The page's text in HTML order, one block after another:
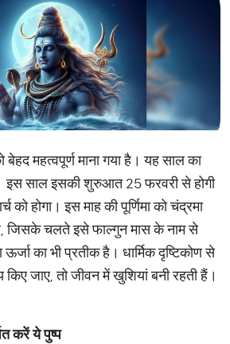
बेहद महत्वपूर्ण माना गया है। यह साल का
इस साल इसकी शुरुआत 25 फरवरी से होगी
होगा। इस माह की पूर्णिमा को चंद्रमा
जिसके चलते इसे फाल्गुन मास के नाम से
का भी प्रतीक है। धार्मिक दृष्टिकोण से
जाए, तो जीवन में खुशियां बनी रहती हैं।
करें ये पुष्प